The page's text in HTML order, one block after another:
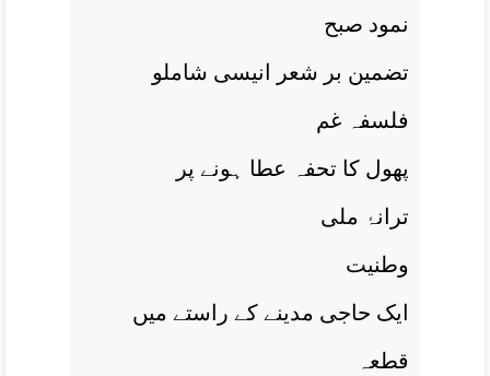
نمود صبح
تضمين بر شعر انيسی شاملو
فلسفہ غم
پھول کا تحفہ عطا ہونے پر
ترانۂ ملی
وطنيت
ايک حاجی مدينے کے راستے ميں
قطعہ